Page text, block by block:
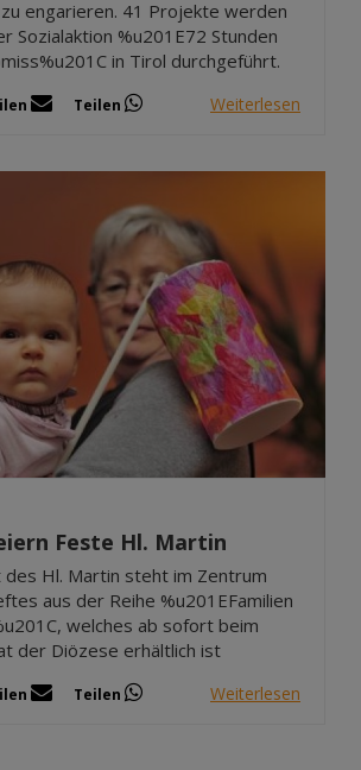
engarieren. 41 Projekte werden
Sozialaktion %u201E72 Stunden
in Tirol durchgeführt.
Teilen Weiterlesen
Feste Hl. Martin
des Hl. Martin steht im Zentrum
aus der Reihe %u201EFamilien
welches ab sofort beim
der Diözese erhältlich ist
Teilen Weiterlesen